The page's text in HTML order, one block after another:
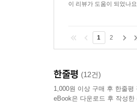
이 리뷰가 도움이 되었나
1 2
한줄평 (12건)
1,000원 이상 구매 후 한줄평
eBook은 다운로드 후 작성